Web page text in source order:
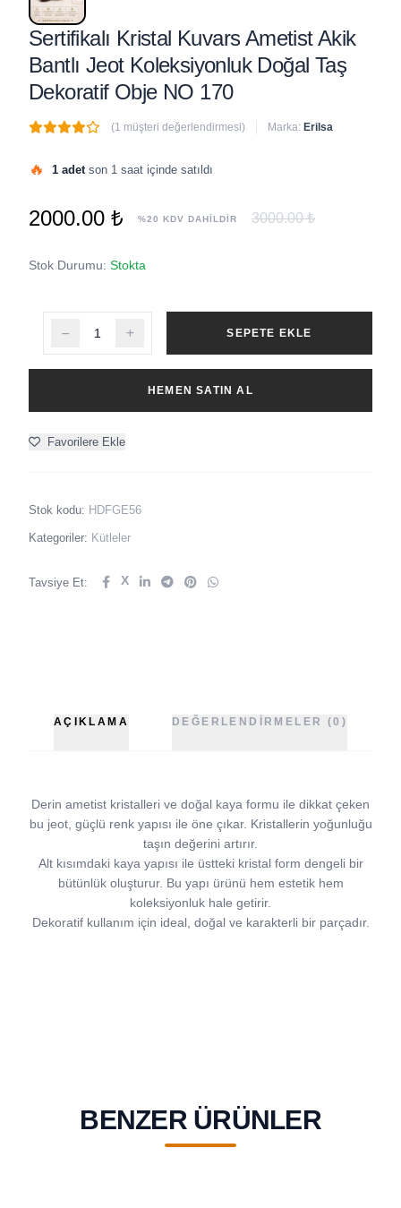
Sertifikalı Kristal Kuvars Ametist Akik
Bantlı Jeot Koleksiyonluk Doğal Taş
Dekoratif Obje NO 170
(1 müşteri değerlendirmesi) Marka: Erilsa
🔥 1 adet son 1 saat içinde satıldı
2000.00 ₺ %20 KDV DAHİLDİR 3000.00 ₺
Stok Durumu: Stokta
SEPETE EKLE
HEMEN SATIN AL
Favorilere Ekle
Stok kodu: HDFGE56
Kategoriler: Kütleler
Tavsiye Et: X
AÇIKLAMA DEĞERLENDIRMELER (0)
Derin ametist kristalleri ve doğal kaya formu ile dikkat çeken
bu jeot, güçlü renk yapısı ile öne çıkar. Kristallerin yoğunluğu
taşın değerini artırır.
Alt kısımdaki kaya yapısı ile üstteki kristal form dengeli bir
bütünlük oluşturur. Bu yapı ürünü hem estetik hem
koleksiyonluk hale getirir.
Dekoratif kullanım için ideal, doğal ve karakterli bir parçadır.
BENZER ÜRÜNLER